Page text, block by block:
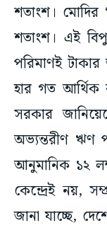
শতাংশ।
শতাংশ। এই
পরিমাণই
হার গত আর্থিক
সরকার
অভ্যন্তরীণ ঋণ
আনুমানিক ১২
কেন্দ্রেই নয়,
জানা যাচ্ছে,